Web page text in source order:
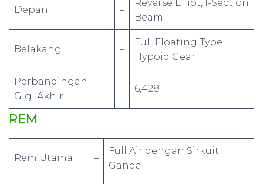
Depan –
Reverse Elliot, I-Section
Beam
Belakang –
Full Floating Type
Hypoid Gear
Perbandingan
Gigi Akhir
– 6,428
REM
Rem Utama –
Full Air dengan Sirkuit
Ganda